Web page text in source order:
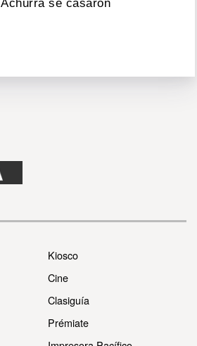
Achurra se casaron
Kiosco
Cine
Clasiguía
Prémiate